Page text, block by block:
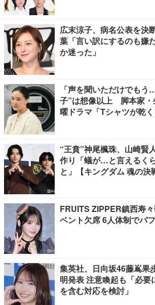
広末涼子、病名公表を決
葉「言い訳にするのも嫌
か迷った」
「声を聞いただけでも
子”は想像以上 脚本家・
曜ドラマ「Tシャツが乾く
“王賁”神尾楓珠、山崎賢
作り「蟻が…と言えるく
と」【キングダム 魂の決
FRUITS ZIPPER鎮西寿
ベント欠席 6人体制でパ
集英社、日向坂46藤嶌果
明発表 注意喚起も「必要
を含む対応を検討」